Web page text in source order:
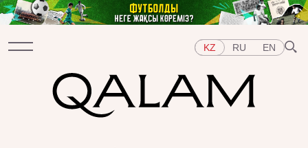
KZ RU EN